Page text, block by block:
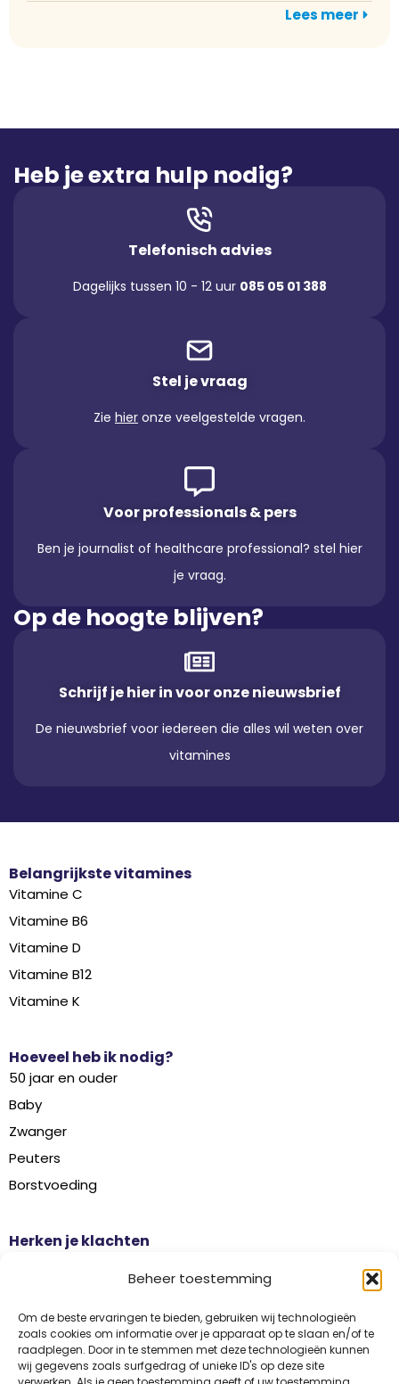
Beheer toestemming
Om de beste ervaringen te bieden, gebruiken wij technologieën
zoals cookies om informatie over je apparaat op te slaan en/of te
raadplegen. Door in te stemmen met deze technologieën kunnen
wij gegevens zoals surfgedrag of unieke ID's op deze site
Lees meer
Heb je extra hulp nodig?
Telefonisch advies
Dagelijks tussen 10 - 12 uur 085 05 01 388
Stel je vraag
Zie hier onze veelgestelde vragen.
Voor professionals & pers
Ben je journalist of healthcare professional? stel hier
je vraag.
Op de hoogte blijven?
Schrijf je hier in voor onze nieuwsbrief
De nieuwsbrief voor iedereen die alles wil weten over
vitamines
Belangrijkste vitamines
Vitamine C
Vitamine B6
Vitamine D
Vitamine B12
Vitamine K
Hoeveel heb ik nodig?
50 jaar en ouder
Baby
Zwanger
Peuters
Borstvoeding
Herken je klachten
Griep
Haaruitval
Overgangsklachten